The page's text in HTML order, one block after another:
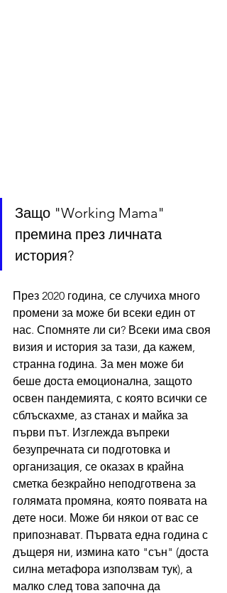
Защо "Working Mama"
премина през личната
история?
През 2020 година, се случиха много
промени за може би всеки един от
нас. Спомняте ли си? Всеки има своя
визия и история за тази, да кажем,
странна година. За мен може би
беше доста емоционална, защото
освен пандемията, с която всички се
сблъскахме, аз станах и майка за
първи път. Изглежда въпреки
безупречната си подготовка и
организация, се оказах в крайна
сметка безкрайно неподготвена за
голямата промяна, която появата на
дете носи. Може би някои от вас се
припознават. Първата една година с
дъщеря ни, измина като "сън" (доста
силна метафора използвам тук), а
малко след това започна да